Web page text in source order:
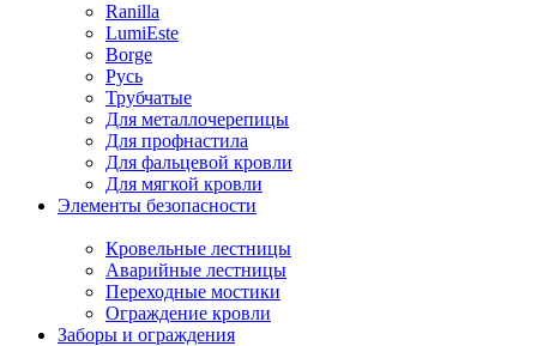
Ranilla
LumiEste
Borge
Русь
Трубчатые
Для металлочерепицы
Для профнастила
Для фальцевой кровли
Для мягкой кровли
Элементы безопасности
Кровельные лестницы
Аварийные лестницы
Переходные мостики
Ограждение кровли
Заборы и ограждения